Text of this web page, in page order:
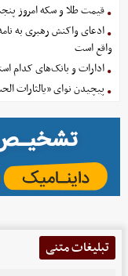
قیمت طلا و سکه امروز پنجشنبه 15 مرداد
ادعای واکنش رهبری به
واقع است
ادارات و بانک‌های کدام استان‌ها فردا 14
پیچیدن نوای «یالثارات
تبلیغات متنی